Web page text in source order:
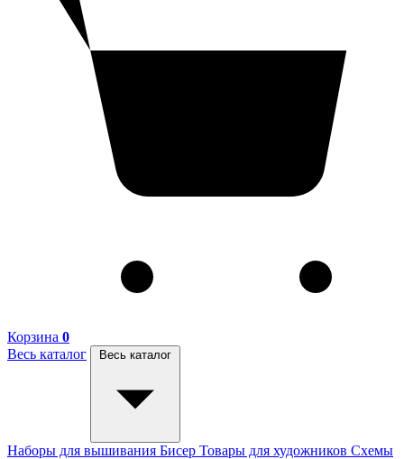
Корзина 0
Весь каталог
Весь каталог
Наборы для вышивания Бисер Товары для художников Схемы